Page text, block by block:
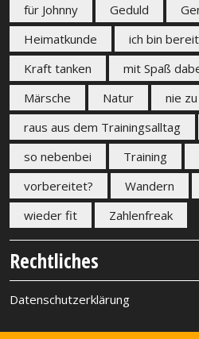
für Johnny
Geduld
Heimatkunde
ich bin bereit
Kraft tanken
mit Spaß
Märsche
Natur
nie
raus aus dem Trainingsalltag
so nebenbei
Training
vorbereitet?
Wandern
wieder fit
Zahlenfreak
Rechtliches
Datenschutzerklärung